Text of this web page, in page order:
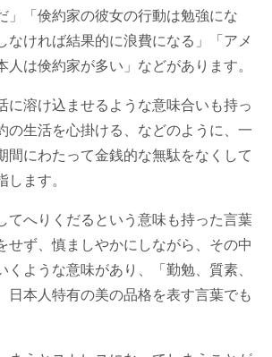
」「倹約家の彼女の行動は勉強にな
なければ結果的に浪費になる」「アメ
人は倹約家が多い」などがあります。
に溶け込ませるような意味合いも持っ
の生活を心掛ける、などのように、一
間にわたって金銭的な無駄をなくして
します。
てへりくだるという意味も持った言葉
せず、慎ましやかにしながら、その中
くような意味があり、「勤勉、質素、
日本人特有の美の品格を表す言葉でも